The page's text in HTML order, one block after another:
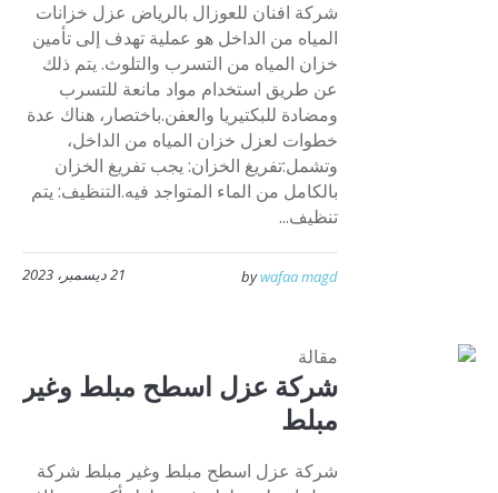
شركة افنان للعوزال بالرياض عزل خزانات
المياه من الداخل هو عملية تهدف إلى تأمين
خزان المياه من التسرب والتلوث. يتم ذلك
عن طريق استخدام مواد مانعة للتسرب
ومضادة للبكتيريا والعفن.باختصار، هناك عدة
خطوات لعزل خزان المياه من الداخل،
وتشمل:تفريغ الخزان: يجب تفريغ الخزان
بالكامل من الماء المتواجد فيه.التنظيف: يتم
تنظيف...
21 ديسمبر، 2023 bywafaa magd
مقالة
شركة عزل اسطح مبلط وغير
مبلط
شركة عزل اسطح مبلط وغير مبلط شركة